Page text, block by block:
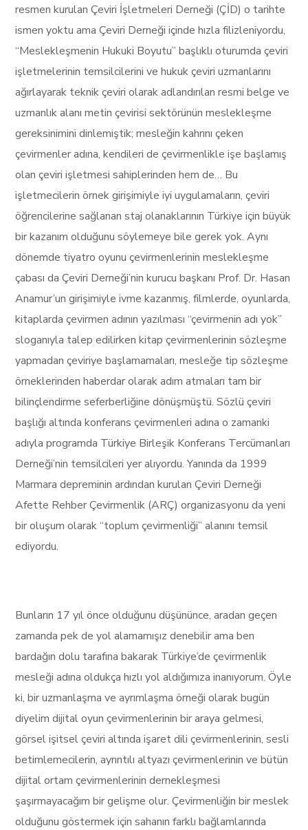
resmen kurulan Çeviri İşletmeleri Derneği (ÇİD) o tarihte
ismen yoktu ama Çeviri Derneği içinde hızla filizleniyordu,
“Meslekleşmenin Hukuki Boyutu” başlıklı oturumda çeviri
işletmelerinin temsilcilerini ve hukuk çeviri uzmanlarını
ağırlayarak teknik çeviri olarak adlandırılan resmi belge ve
uzmanlık alanı metin çevirisi sektörünün meslekleşme
gereksinimini dinlemiştik; mesleğin kahrını çeken
çevirmenler adına, kendileri de çevirmenlikle işe başlamış
olan çeviri işletmesi sahiplerinden hem de… Bu
işletmecilerin örnek girişimiyle iyi uygulamaların, çeviri
öğrencilerine sağlanan staj olanaklarının Türkiye için büyük
bir kazanım olduğunu söylemeye bile gerek yok. Aynı
dönemde tiyatro oyunu çevirmenlerinin meslekleşme
çabası da Çeviri Derneği’nin kurucu başkanı Prof. Dr. Hasan
Anamur’un girişimiyle ivme kazanmış, filmlerde, oyunlarda,
kitaplarda çevirmen adının yazılması “çevirmenin adı yok”
sloganıyla talep edilirken kitap çevirmenlerinin sözleşme
yapmadan çeviriye başlamamaları, mesleğe tip sözleşme
örneklerinden haberdar olarak adım atmaları tam bir
bilinçlendirme seferberliğine dönüşmüştü. Sözlü çeviri
başlığı altında konferans çevirmenleri adına o zamanki
adıyla programda Türkiye Birleşik Konferans Tercümanları
Derneği’nin temsilcileri yer alıyordu. Yanında da 1999
Marmara depreminin ardından kurulan Çeviri Derneği
Afette Rehber Çevirmenlik (ARÇ) organizasyonu da yeni
bir oluşum olarak “toplum çevirmenliği” alanını temsil
ediyordu.
Bunların 17 yıl önce olduğunu düşününce, aradan geçen
zamanda pek de yol alamamışız denebilir ama ben
bardağın dolu tarafına bakarak Türkiye’de çevirmenlik
mesleği adına oldukça hızlı yol aldığımıza inanıyorum. Öyle
ki, bir uzmanlaşma ve ayrımlaşma örneği olarak bugün
diyelim dijital oyun çevirmenlerinin bir araya gelmesi,
görsel işitsel çeviri altında işaret dili çevirmenlerinin, sesli
betimlemecilerin, ayrıntılı altyazı çevirmenlerinin ve bütün
dijital ortam çevirmenlerinin dernekleşmesi
şaşırmayacağım bir gelişme olur. Çevirmenliğin bir meslek
olduğunu göstermek için sahanın farklı bağlamlarında